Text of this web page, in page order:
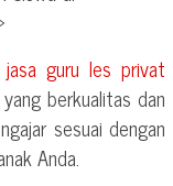
jasa guru les privat
yang berkualitas dan
sesuai dengan
Anda.